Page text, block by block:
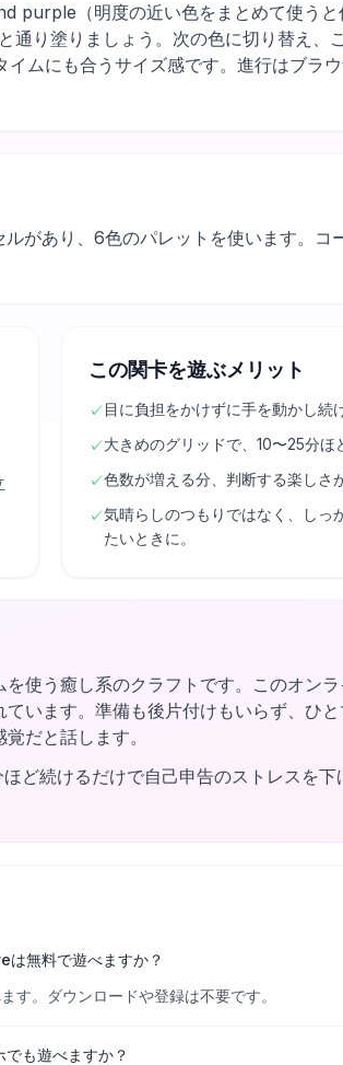
（明度の近い色をまとめて使うと
り塗りましょう。次の色に切り替え、
ムにも合うサイズ感です。進行はブラウ
があり、6色のパレットを使います。コ
この関卡を遊ぶメリット
✓ 目に負担をかけずに手を動かし続
✓大きめのグリッドで、10〜25分ほ
✓色数が増える分、判断する楽しさ
✓気晴らしのつもりではなく、しっ
たいときに。
使う癒し系のクラフトです。このオン
います。準備も後片付けもいらず、ひ
だと話します。
ど続けるだけで自己申告のストレスを
は無料で遊べますか？
。ダウンロードや登録は不要です。
でも遊べますか？